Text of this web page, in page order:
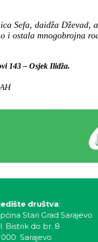
Sefa, daidža Dževad,
i ostala mnogobrojna
143 – Osjek Ilidža.
društva:
Stari Grad Sarajevo
Bistrik do br. 8
Sarajevo